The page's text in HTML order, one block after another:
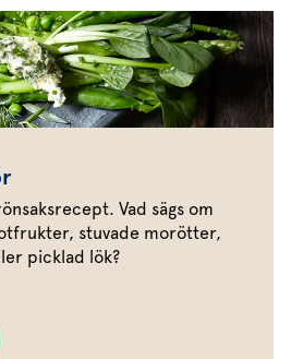
Vad sägs om
stuvade morötter,
picklad lök?